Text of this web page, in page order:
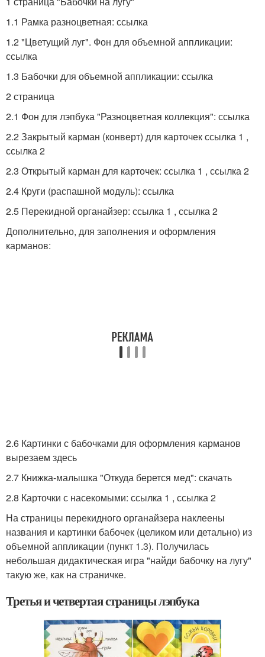
1.1 Рамка разноцветная: ссылка
1.2 "Цветущий луг". Фон для объемной аппликации:
ссылка
1.3 Бабочки для объемной аппликации: ссылка
2 страница
2.1 Фон для лэпбука "Разноцветная коллекция": ссылка
2.2 Закрытый карман (конверт) для карточек ссылка 1 ,
ссылка 2
2.3 Открытый карман для карточек: ссылка 1 , ссылка 2
2.4 Круги (распашной модуль): ссылка
2.5 Перекидной органайзер: ссылка 1 , ссылка 2
Дополнительно, для заполнения и оформления
карманов:
2.6 Картинки с бабочками для оформления карманов
вырезаем здесь
2.7 Книжка-малышка "Откуда берется мед": скачать
2.8 Карточки с насекомыми: ссылка 1 , ссылка 2
На страницы перекидного органайзера наклеены
названия и картинки бабочек (целиком или детально) из
объемной аппликации (пункт 1.3). Получилась
небольшая дидактическая игра "найди бабочку на лугу"
такую же, как на страничке.
Третья и четвертая страницы лэпбука